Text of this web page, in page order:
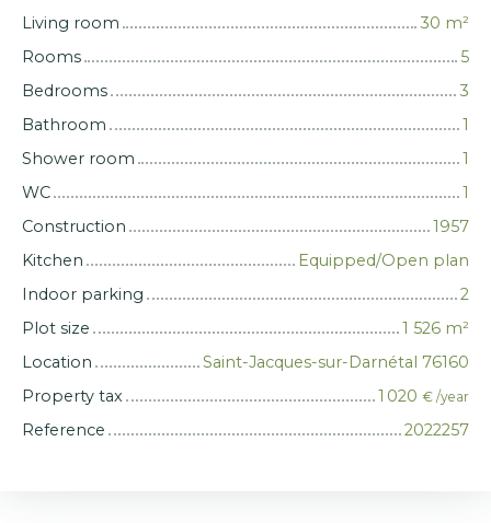
Living room
30 m²
Rooms
5
Bedrooms
3
Bathroom
1
Shower room
1
WC
1
Construction
1957
Kitchen
Equipped/Open plan
Indoor parking
2
Plot size
1 526 m²
Location
Saint-Jacques-sur-Darnétal 76160
Property tax
1 020 € /year
Reference 2022257